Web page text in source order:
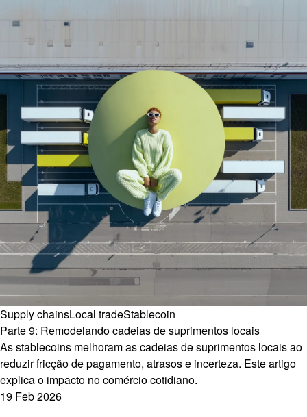
Supply chainsLocal tradeStablecoin
Parte 9: Remodelando cadeias de suprimentos locais
As stablecoins melhoram as cadeias de suprimentos locais ao
reduzir fricção de pagamento, atrasos e incerteza. Este artigo
explica o impacto no comércio cotidiano.
19 Feb 2026